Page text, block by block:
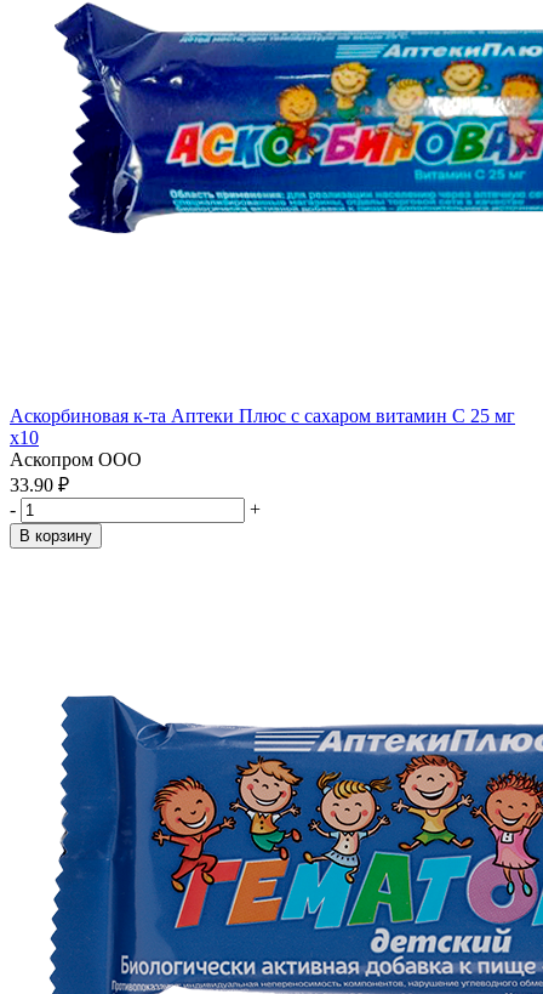
Аскорбиновая к-та Аптеки Плюс с сахаром витамин С 25 мг
x10
Аскопром ООО
33.90 ₽
-
+
В корзину